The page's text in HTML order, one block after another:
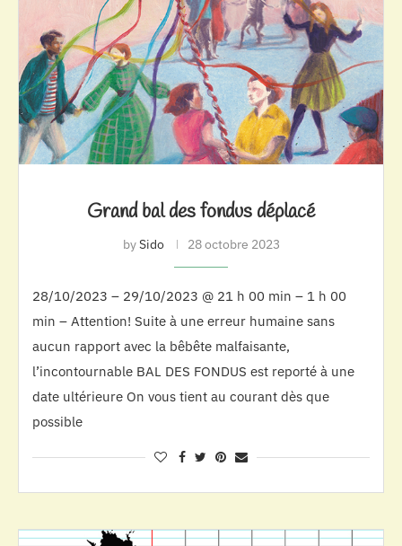
Grand bal des fondus déplacé
bySido 28 octobre 2023
28/10/2023 – 29/10/2023 @ 21 h 00 min – 1 h 00
min – Attention! Suite à une erreur humaine sans
aucun rapport avec la bêbête malfaisante,
l’incontournable BAL DES FONDUS est reporté à une
date ultérieure On vous tient au courant dès que
possible